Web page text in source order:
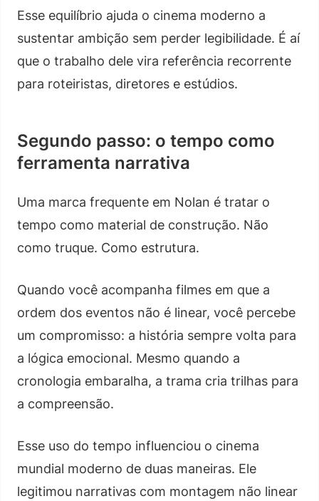
Esse equilíbrio ajuda o cinema moderno a
sustentar ambição sem perder legibilidade. É aí
que o trabalho dele vira referência recorrente
para roteiristas, diretores e estúdios.
Segundo passo: o tempo como
ferramenta narrativa
Uma marca frequente em Nolan é tratar o
tempo como material de construção. Não
como truque. Como estrutura.
Quando você acompanha filmes em que a
ordem dos eventos não é linear, você percebe
um compromisso: a história sempre volta para
a lógica emocional. Mesmo quando a
cronologia embaralha, a trama cria trilhas para
a compreensão.
Esse uso do tempo influenciou o cinema
mundial moderno de duas maneiras. Ele
legitimou narrativas com montagem não linear